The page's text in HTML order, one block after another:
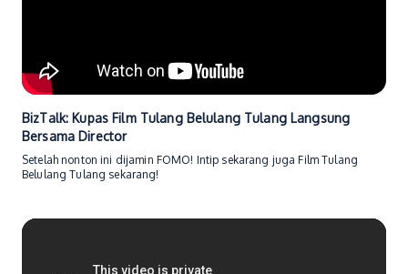
BizTalk: Kupas Film Tulang Belulang Tulang Langsung
Bersama Director
Setelah nonton ini dijamin FOMO! Intip sekarang juga Film Tulang
Belulang Tulang sekarang!